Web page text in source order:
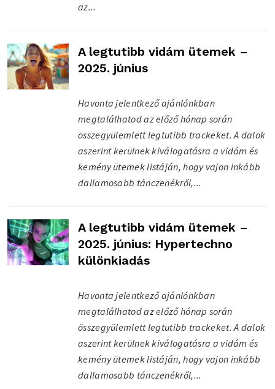
az...
A legtutibb vidám ütemek –
2025. június
Havonta jelentkező ajánlónkban
megtalálhatod az előző hónap során
összegyülemlett legtutibb trackeket. A dalok
aszerint kerülnek kiválogatásra a vidám és
kemény ütemek listáján, hogy vajon inkább
dallamosabb tánczenékről,...
A legtutibb vidám ütemek –
2025. június: Hypertechno
különkiadás
Havonta jelentkező ajánlónkban
megtalálhatod az előző hónap során
összegyülemlett legtutibb trackeket. A dalok
aszerint kerülnek kiválogatásra a vidám és
kemény ütemek listáján, hogy vajon inkább
dallamosabb tánczenékről,...